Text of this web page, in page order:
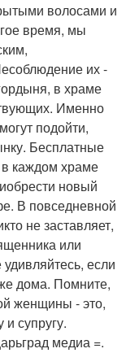
волосами и
время, мы
их -
в храме
Именно
подойти,
Бесплатные
в каждом храме
новый
В повседневной
не заставляет,
или
если
дома. Помните,
женщины - это,
супругу.
медиа =.